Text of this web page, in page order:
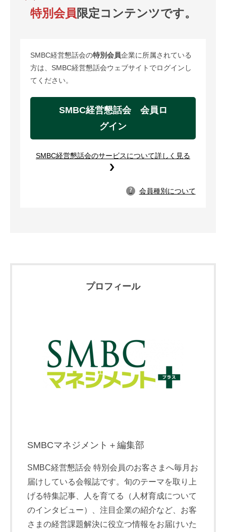
特別会員 限定コンテンツです。
SMBC経営懇話会の特別会員企業に所属されている
方は、SMBC経営懇話会ウェブサイトでログインし
てください。
SMBC経営懇話会 会員ロ
グイン
SMBC経営懇話会のサービスについて詳しく見る
? 会員種別について
プロフィール
SMBCマネジメント＋編集部
SMBC経営懇話会 特別会員のお客さまへ毎月お
届けしている会報誌です。旬のテーマを取り上
げる特集記事、人を育てる（人材育成について
のインタビュー）、注目企業の紹介など、お客
さまの経営課題解決に役立つ情報をお届けいた